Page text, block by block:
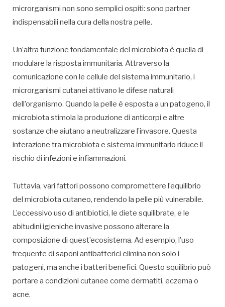
microrganismi non sono semplici ospiti: sono partner
indispensabili nella cura della nostra pelle.
Un’altra funzione fondamentale del microbiota è quella di
modulare la risposta immunitaria. Attraverso la
comunicazione con le cellule del sistema immunitario, i
microrganismi cutanei attivano le difese naturali
dell’organismo. Quando la pelle è esposta a un patogeno, il
microbiota stimola la produzione di anticorpi e altre
sostanze che aiutano a neutralizzare l’invasore. Questa
interazione tra microbiota e sistema immunitario riduce il
rischio di infezioni e infiammazioni.
Tuttavia, vari fattori possono compromettere l’equilibrio
del microbiota cutaneo, rendendo la pelle più vulnerabile.
L’eccessivo uso di antibiotici, le diete squilibrate, e le
abitudini igieniche invasive possono alterare la
composizione di quest’ecosistema. Ad esempio, l’uso
frequente di saponi antibatterici elimina non solo i
patogeni, ma anche i batteri benefici. Questo squilibrio può
portare a condizioni cutanee come dermatiti, eczema o
acne.